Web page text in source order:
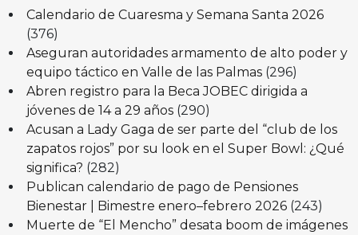
Calendario de Cuaresma y Semana Santa 2026
(376)
Aseguran autoridades armamento de alto poder y
equipo táctico en Valle de las Palmas (296)
Abren registro para la Beca JOBEC dirigida a
jóvenes de 14 a 29 años (290)
Acusan a Lady Gaga de ser parte del “club de los
zapatos rojos” por su look en el Super Bowl: ¿Qué
significa? (282)
Publican calendario de pago de Pensiones
Bienestar | Bimestre enero–febrero 2026 (243)
Muerte de “El Mencho” desata boom de imágenes